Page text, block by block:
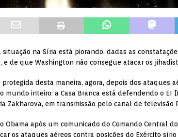
situação na Síria está piorando, dadas as
de que Washington não consegue atacar os
desta maneira, agora, depois dos ataques
inteiro: a Casa Branca está defendendo o EI
Zakharova, em transmissão pelo canal de televisão
após um comunicado do Comando Central
os ataques aéreos contra posições do Exército sírio